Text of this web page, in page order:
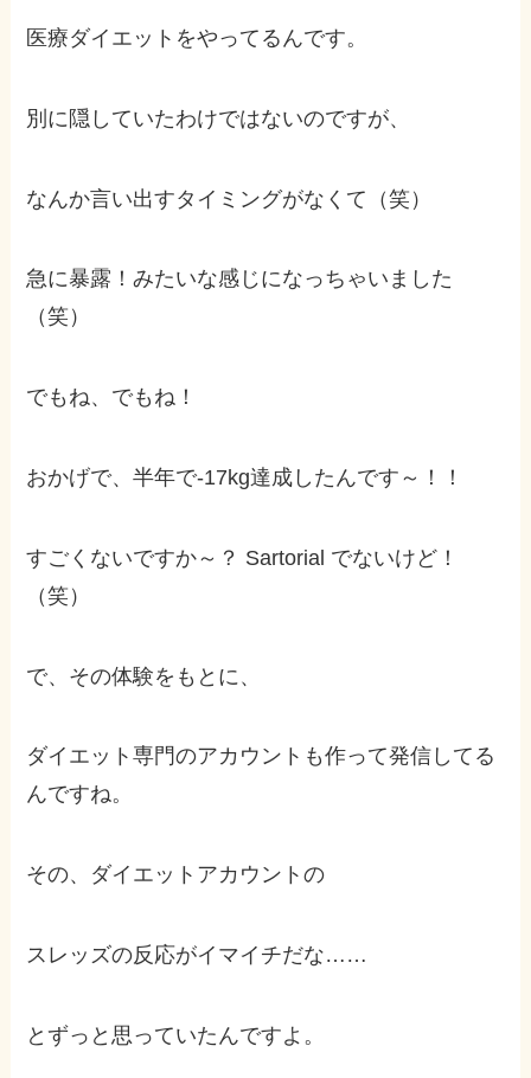
医療ダイエットをやってるんです。
別に隠していたわけではないのですが、
なんか言い出すタイミングがなくて（笑）
急に暴露！みたいな感じになっちゃいました
（笑）
でもね、でもね！
おかげで、半年で-17kg達成したんです～！！
すごくないですか～？ Sartorial でないけど！
（笑）
で、その体験をもとに、
ダイエット専門のアカウントも作って発信してる
んですね。
その、ダイエットアカウントの
スレッズの反応がイマイチだな……
とずっと思っていたんですよ。